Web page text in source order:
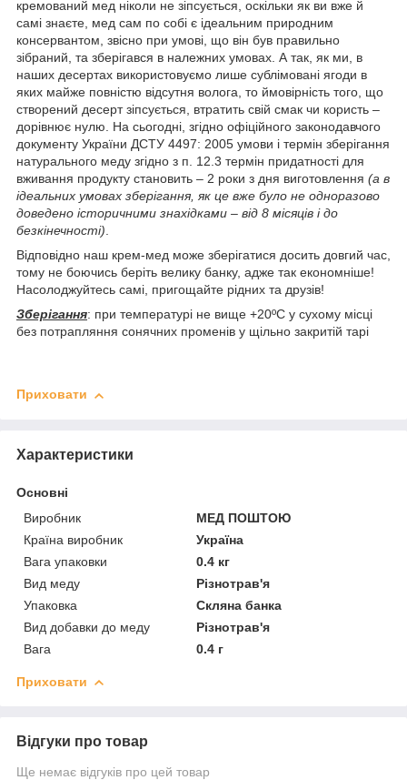
кремований мед ніколи не зіпсується, оскільки як ви вже й
самі знаєте, мед сам по собі є ідеальним природним
консервантом, звісно при умові, що він був правильно
зібраний, та зберігався в належних умовах. А так, як ми, в
наших десертах використовуємо лише сублімовані ягоди в
яких майже повністю відсутня волога, то ймовірність того, що
створений десерт зіпсується, втратить свій смак чи користь –
дорівнює нулю. На сьогодні, згідно офіційного законодавчого
документу України ДСТУ 4497: 2005 умови і термін зберігання
натурального меду згідно з п. 12.3 термін придатності для
вживання продукту становить – 2 роки з дня виготовлення (а в
ідеальних умовах зберігання, як це вже було не одноразово
доведено історичними знахідками – від 8 місяців і до
безкінечності).
Відповідно наш крем-мед може зберігатися досить довгий час,
тому не боючись беріть велику банку, адже так економніше!
Насолоджуйтесь самі, пригощайте рідних та друзів!
Зберігання: при температурі не вище +20ºС у сухому місці
без потрапляння сонячних променів у щільно закритій тарі
Приховати
Характеристики
Основні
Виробник
МЕД ПОШТОЮ
Країна виробник
Україна
Вага упаковки
0.4 кг
Вид меду
Різнотрав'я
Упаковка
Скляна банка
Вид добавки до меду
Різнотрав'я
Вага
0.4 г
Приховати
Відгуки про товар
Ще немає відгуків про цей товар